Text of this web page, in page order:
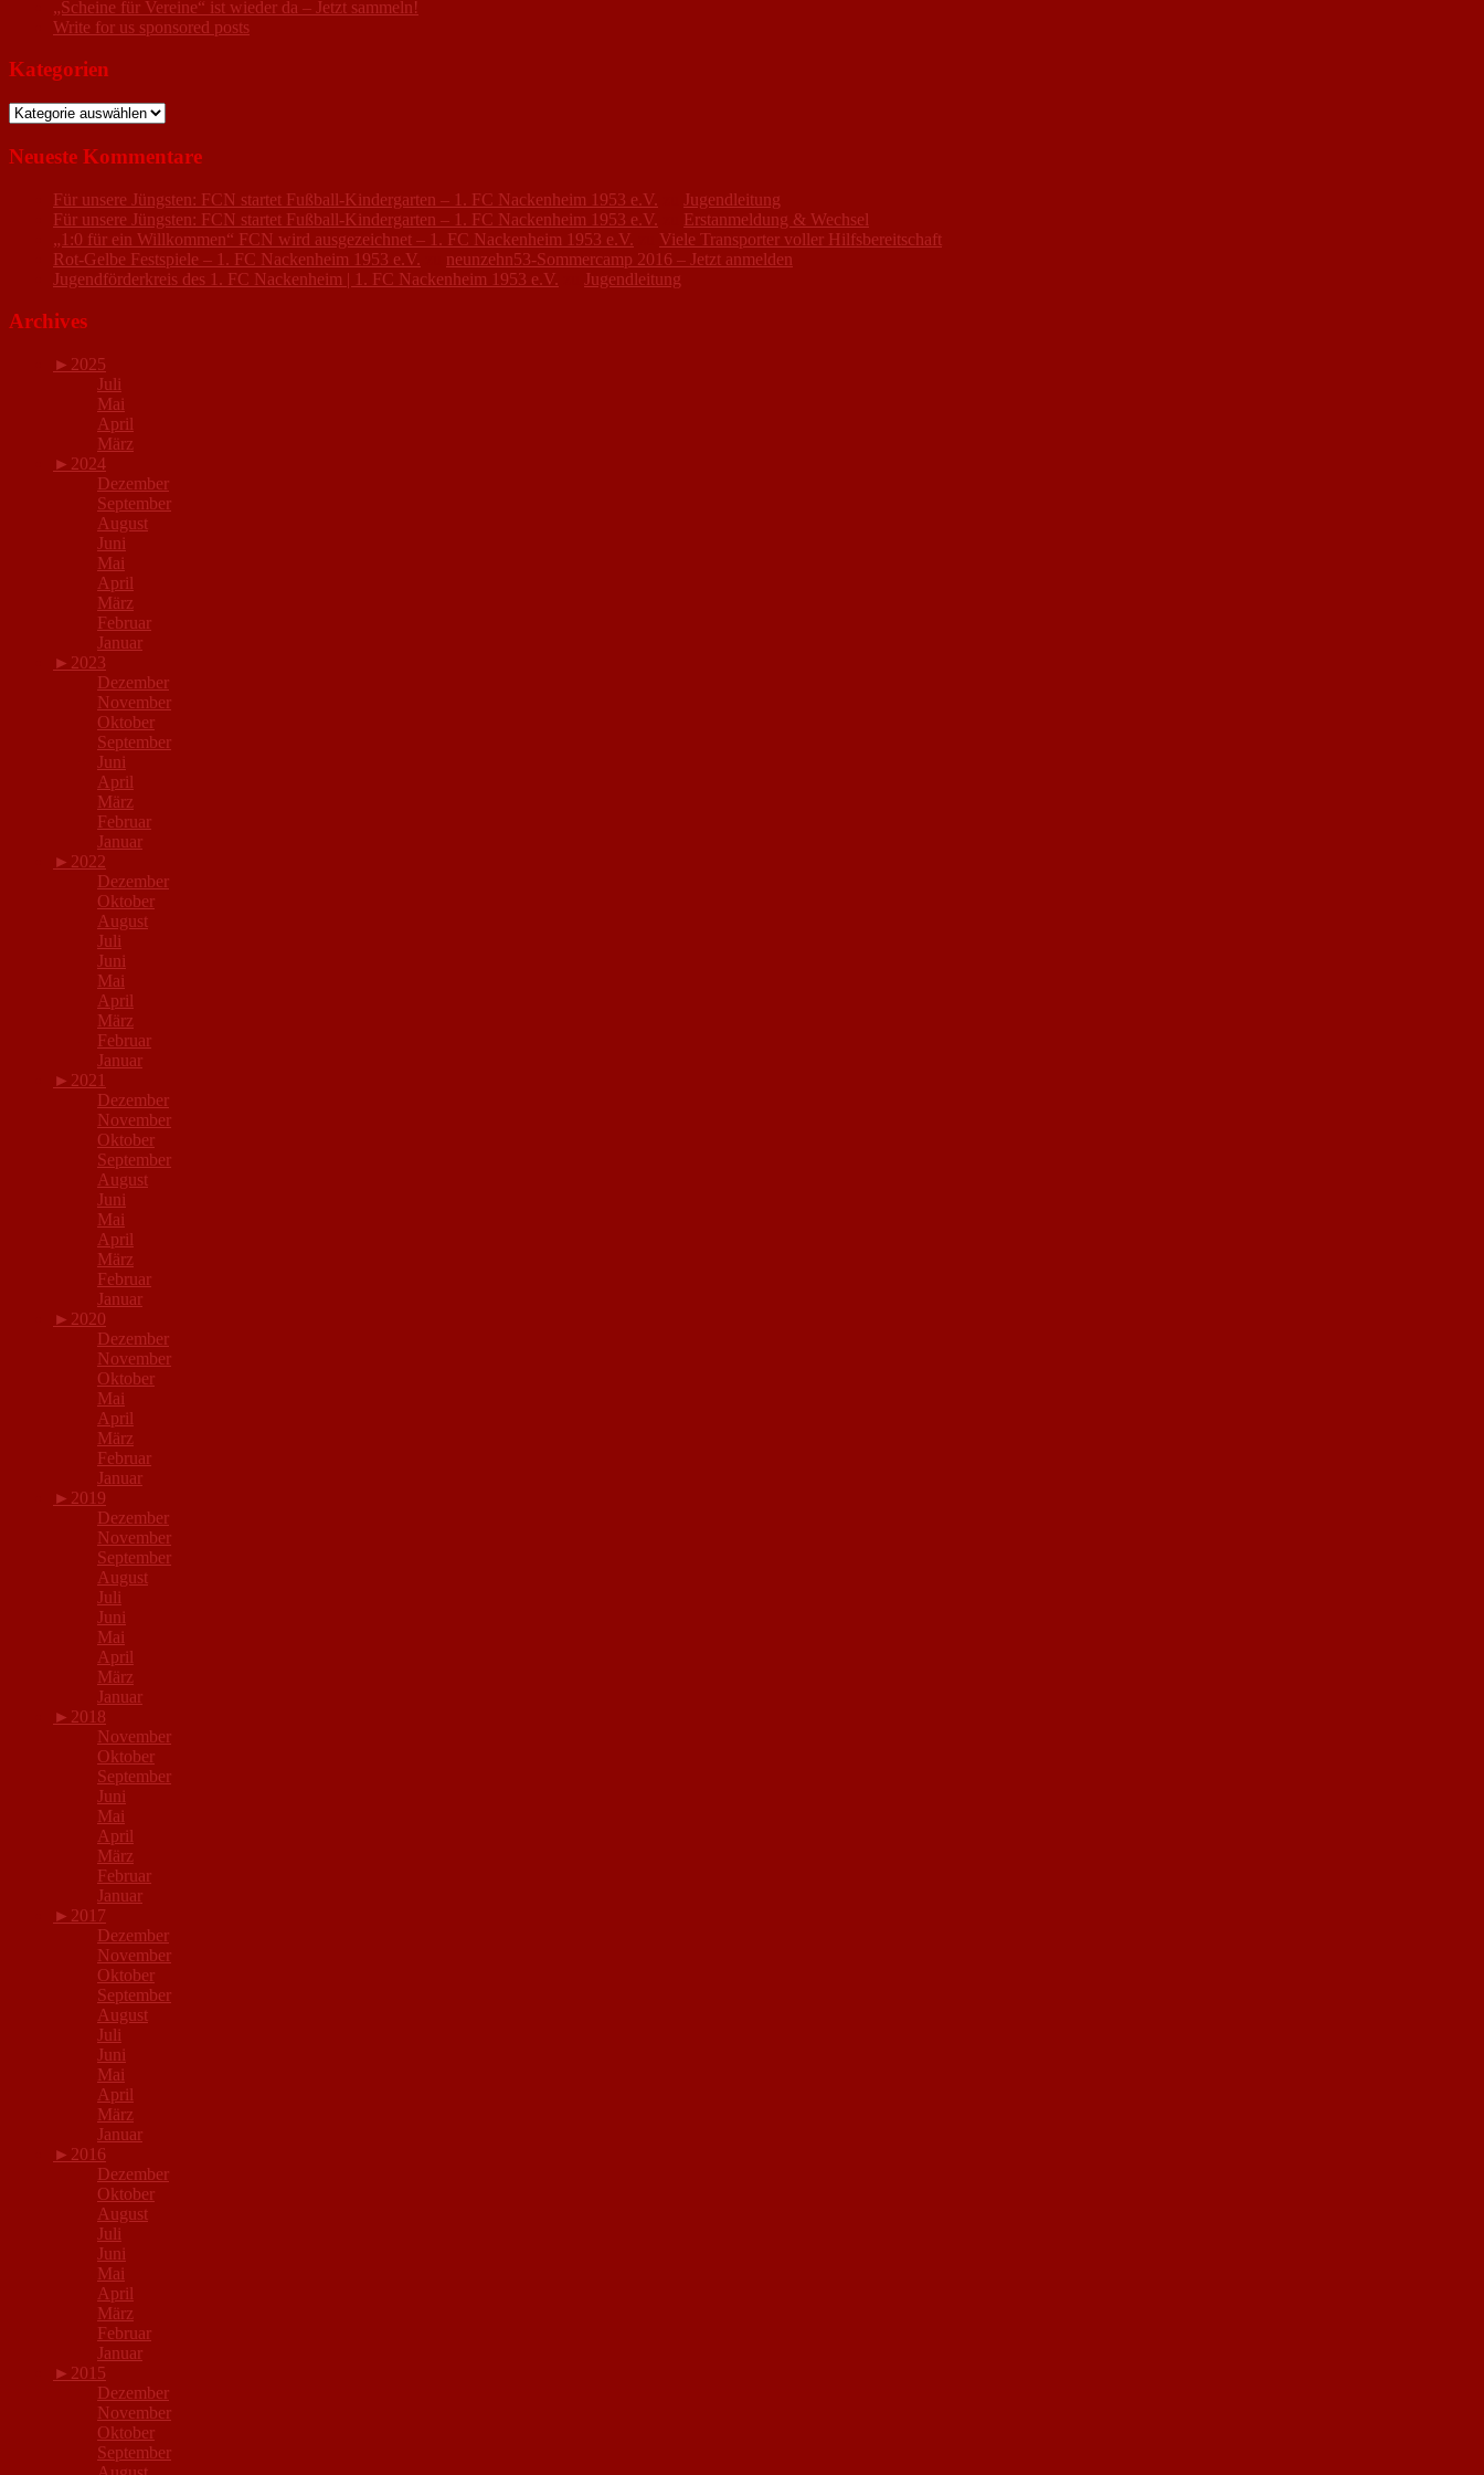
„Scheine für Vereine“ ist wieder da – Jetzt sammeln!
Write for us sponsored posts
Kategorien
Kategorien
Neueste Kommentare
Für unsere Jüngsten: FCN startet Fußball-Kindergarten – 1. FC Nackenheim 1953 e.V.
Jugendleitung
Für unsere Jüngsten: FCN startet Fußball-Kindergarten – 1. FC Nackenheim 1953 e.V.
Erstanmeldung & Wechsel
„1:0 für ein Willkommen“ FCN wird ausgezeichnet – 1. FC Nackenheim 1953 e.V.
Viele Transporter voller Hilfsbereitschaft
Rot-Gelbe Festspiele – 1. FC Nackenheim 1953 e.V.
neunzehn53-Sommercamp 2016 – Jetzt anmelden
Jugendförderkreis des 1. FC Nackenheim | 1. FC Nackenheim 1953 e.V.
Jugendleitung
Archives
► 2025
Juli
Mai
April
März
► 2024
Dezember
September
August
Juni
Mai
April
März
Februar
Januar
► 2023
Dezember
November
Oktober
September
Juni
April
März
Februar
Januar
► 2022
Dezember
Oktober
August
Juli
Juni
Mai
April
März
Februar
Januar
► 2021
Dezember
November
Oktober
September
August
Juni
Mai
April
März
Februar
Januar
► 2020
Dezember
November
Oktober
Mai
April
März
Februar
Januar
► 2019
Dezember
November
September
August
Juli
Juni
Mai
April
März
Januar
► 2018
November
Oktober
September
Juni
Mai
April
März
Februar
Januar
► 2017
Dezember
November
Oktober
September
August
Juli
Juni
Mai
April
März
Januar
► 2016
Dezember
Oktober
August
Juli
Juni
Mai
April
März
Februar
Januar
► 2015
Dezember
November
Oktober
September